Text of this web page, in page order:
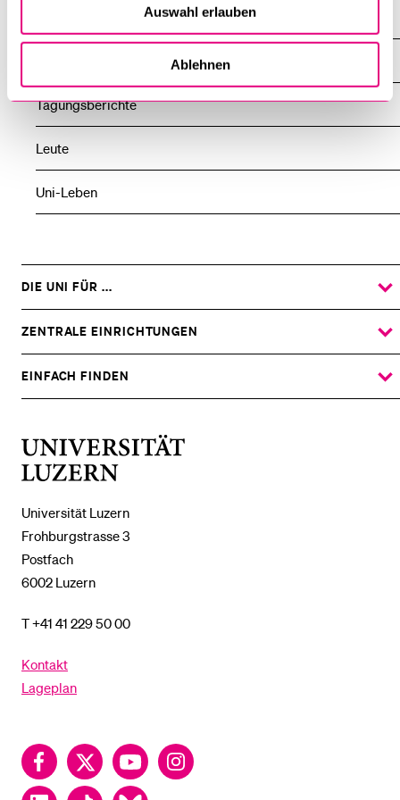
Auswahl erlauben
Ablehnen
Tagungsberichte
Leute
Uni-Leben
Universität Luzern
Frohburgstrasse 3
Postfach
6002 Luzern
T +41 41 229 50 00
Kontakt
Lageplan
FacebookTwitter YouTubeInstagram
LinkedInTikTok Bluesky
DIE UNI FÜR ...
ZEIGE
DAS
UNTERMENÜ
ZENTRALE EINRICHTUNGEN
ZEIGE
DAS
UNTERMENÜ
EINFACH FINDEN
ZEIGE
DAS